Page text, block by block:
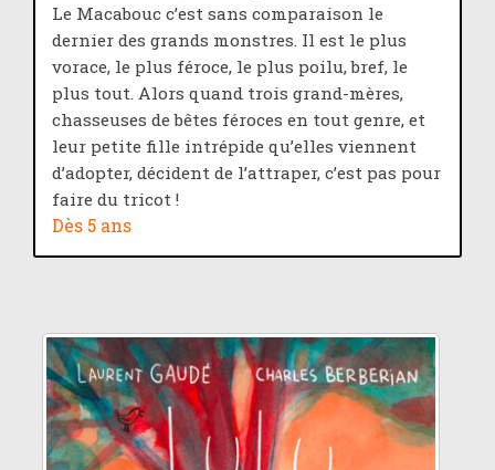
Le Macabouc c’est sans comparaison le
dernier des grands monstres. Il est le plus
vorace, le plus féroce, le plus poilu, bref, le
plus tout. Alors quand trois grand-mères,
chasseuses de bêtes féroces en tout genre, et
leur petite fille intrépide qu’elles viennent
d’adopter, décident de l’attraper, c’est pas pour
faire du tricot !
Dès 5 ans